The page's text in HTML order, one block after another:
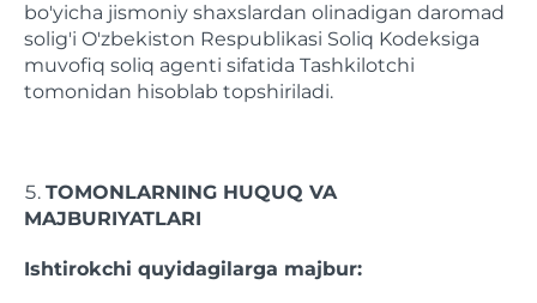
bo'yicha jismoniy shaxslardan olinadigan daromad
solig'i O'zbekiston Respublikasi Soliq Kodeksiga
muvofiq soliq agenti sifatida Tashkilotchi
tomonidan hisoblab topshiriladi.
TOMONLARNING HUQUQ VA
MAJBURIYATLARI
Ishtirokchi quyidagilarga majbur: